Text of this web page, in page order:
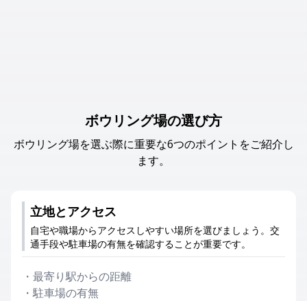
ボウリング場の選び方
ボウリング場を選ぶ際に重要な6つのポイントをご紹介し
ます。
立地とアクセス
自宅や職場からアクセスしやすい場所を選びましょう。交
通手段や駐車場の有無を確認することが重要です。
・ 最寄り駅からの距離
・駐車場の有無